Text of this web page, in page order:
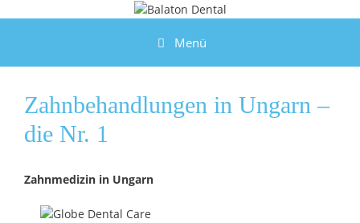
Menü
Zahnbehandlungen in Ungarn –
die Nr. 1
Zahnmedizin in Ungarn